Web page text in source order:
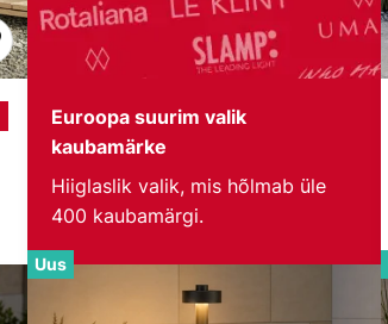
Euroopa suurim valik
kaubamärke
Hiiglaslik valik, mis hõlmab üle
400 kaubamärgi.
Uus